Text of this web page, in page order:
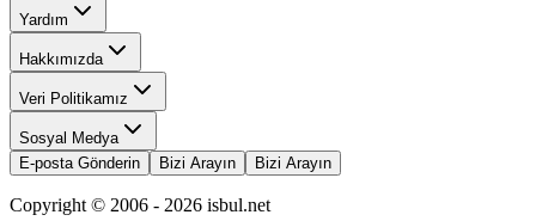
Yardım
Hakkımızda
Veri Politikamız
Sosyal Medya
E-posta Gönderin
Bizi Arayın Bizi Arayın
Copyright © 2006 - 2026 isbul.net